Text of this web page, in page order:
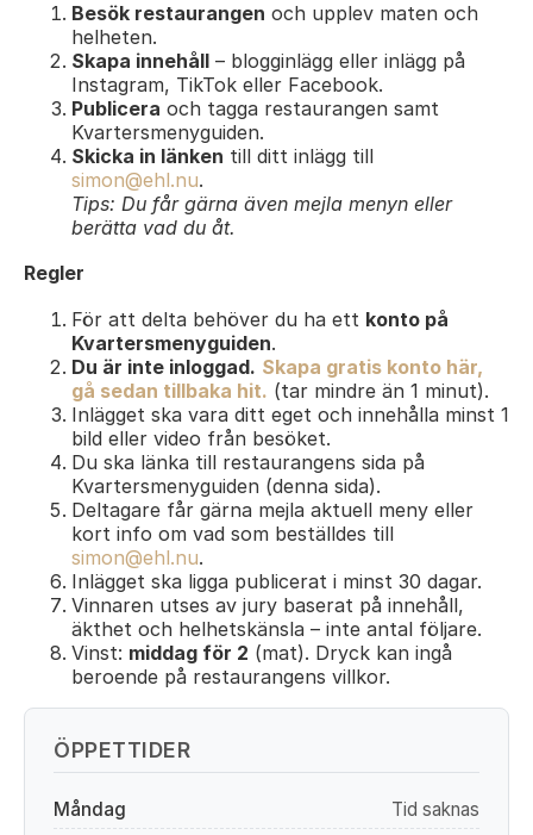
Besök restaurangen och upplev maten och
helheten.
Skapa innehåll – blogginlägg eller inlägg på
Instagram, TikTok eller Facebook.
Publicera och tagga restaurangen samt
Kvartersmenyguiden.
Skicka in länken till ditt inlägg till
simon@ehl.nu.
Tips: Du får gärna även mejla menyn eller
berätta vad du åt.
Regler
För att delta behöver du ha ett konto på
Kvartersmenyguiden.
Du är inte inloggad. Skapa gratis konto här,
gå sedan tillbaka hit. (tar mindre än 1 minut).
Inlägget ska vara ditt eget och innehålla minst 1
bild eller video från besöket.
Du ska länka till restaurangens sida på
Kvartersmenyguiden (denna sida).
Deltagare får gärna mejla aktuell meny eller
kort info om vad som beställdes till
simon@ehl.nu.
Inlägget ska ligga publicerat i minst 30 dagar.
Vinnaren utses av jury baserat på innehåll,
äkthet och helhetskänsla – inte antal följare.
Vinst: middag för 2 (mat). Dryck kan ingå
beroende på restaurangens villkor.
ÖPPETTIDER
Måndag
Tid saknas